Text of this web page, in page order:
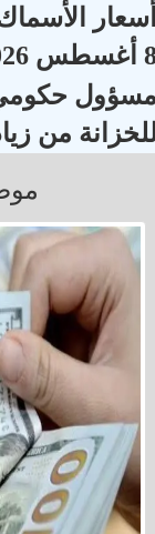
2026
من